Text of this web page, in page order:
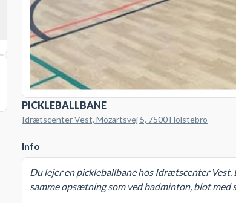
PICKLEBALLBANE
Idrætscenter Vest, Mozartsvej 5, 7500 Holstebro
Info
Du lejer en pickleballbane hos Idrætscenter
samme opsætning som ved badminton, blot med